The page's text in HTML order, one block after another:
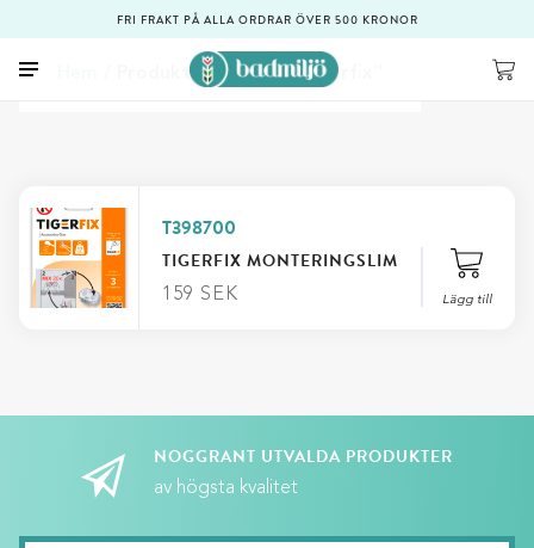
FRI FRAKT PÅ ALLA ORDRAR ÖVER 500 KRONOR
/ Produkter märkta ”Tigerfix”
T398700
TIGERFIX MONTERINGSLIM
159 SEK Lägg till
NOGGRANT UTVALDA PRODUKTER
av högsta kvalitet